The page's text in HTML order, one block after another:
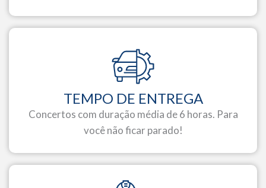
TEMPO DE ENTREGA
Concertos com duração média de 6 horas. Para
você não ficar parado!